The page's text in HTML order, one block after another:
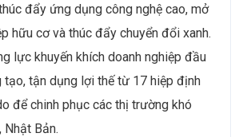
đẩy ứng dụng công nghệ cao, mở
hữu cơ và thúc đẩy chuyển đổi xanh.
lực khuyến khích doanh nghiệp đầu
tận dụng lợi thế từ 17 hiệp định
để chinh phục các thị trường khó
Nhật Bản.